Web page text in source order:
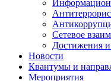
Сетевое
Достижения
Новости
Квантумы и
Мероприятия